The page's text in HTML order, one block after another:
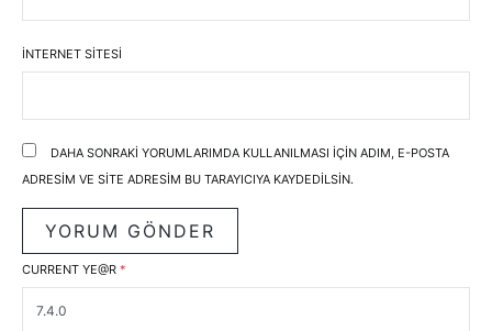
İNTERNET SITESI
DAHA SONRAKI YORUMLARIMDA KULLANILMASI IÇIN ADIM, E-POSTA
ADRESIM VE SITE ADRESIM BU TARAYICIYA KAYDEDILSIN.
CURRENT YE@R *